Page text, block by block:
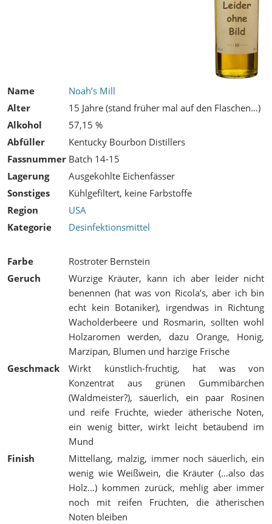
Name
Noah’s Mill
Alter
15 Jahre (stand früher mal auf den Flaschen…)
Alkohol
57,15 %
Abfüller
Kentucky Bourbon Distillers
Fassnummer Batch 14-15
Lagerung
Ausgekohlte Eichenfässer
Sonstiges
Kühlgefiltert, keine Farbstoffe
Region
USA
Kategorie
Desinfektionsmittel
Farbe
Rostroter Bernstein
Geruch
Würzige Kräuter, kann ich aber leider nicht
benennen (hat was von Ricola’s, aber ich bin
echt kein Botaniker), irgendwas in Richtung
Wacholderbeere und Rosmarin, sollten wohl
Holzaromen werden, dazu Orange, Honig,
Marzipan, Blumen und harzige Frische
Geschmack
Wirkt künstlich-fruchtig, hat was von
Konzentrat aus grünen Gummibärchen
(Waldmeister?), säuerlich, ein paar Rosinen
und reife Früchte, wieder ätherische Noten,
ein wenig bitter, wirkt leicht betäubend im
Mund
Finish
Mittellang, malzig, immer noch säuerlich, ein
wenig wie Weißwein, die Kräuter (…also das
Holz…) kommen zurück, mehlig aber immer
noch mit reifen Früchten, die ätherischen
Noten bleiben